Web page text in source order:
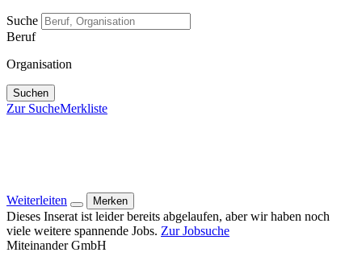
Suche
Beruf
Organisation
Suchen
Zur SucheMerkliste
Weiterleiten Merken
Dieses Inserat ist leider bereits abgelaufen, aber wir haben noch
viele weitere spannende Jobs. Zur Jobsuche
Miteinander GmbH